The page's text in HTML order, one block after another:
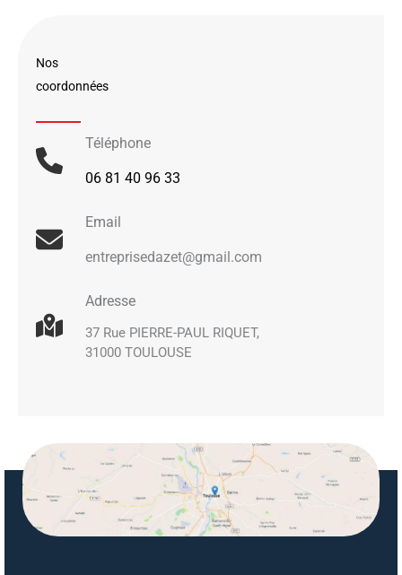
Nos
coordonnées
Téléphone
06 81 40 96 33
Email
entreprisedazet@gmail.com
Adresse
37 Rue PIERRE-PAUL RIQUET,
31000 TOULOUSE